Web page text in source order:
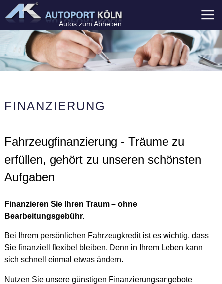
Autos zum Abheben
FINANZIERUNG
Fahrzeugfinanzierung - Träume zu
erfüllen, gehört zu unseren schönsten
Aufgaben
Finanzieren Sie Ihren Traum – ohne
Bearbeitungsgebühr.
Bei Ihrem persönlichen Fahrzeugkredit ist es wichtig, dass
Sie finanziell flexibel bleiben. Denn in Ihrem Leben kann
sich schnell einmal etwas ändern.
Nutzen Sie unsere günstigen Finanzierungsangebote